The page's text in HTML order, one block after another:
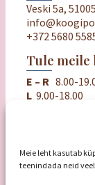
Meie leht kasutab
teenindada neid
Veski 5a,
+372 5680
Tule
E – R 8.00-
L 9.00-18.00
Mandli